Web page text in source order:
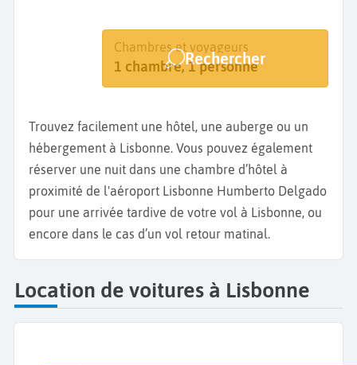
Destination
Lisbonne
Dates
Dates de votre séjour
Chambres et voyageurs
1 chambre, 1 personne
Rechercher
Trouvez facilement une hôtel, une auberge ou un
hébergement à Lisbonne. Vous pouvez également
réserver une nuit dans une chambre d’hôtel à
proximité de l'aéroport Lisbonne Humberto Delgado
pour une arrivée tardive de votre vol à Lisbonne, ou
encore dans le cas d’un vol retour matinal.
Location de voitures à Lisbonne